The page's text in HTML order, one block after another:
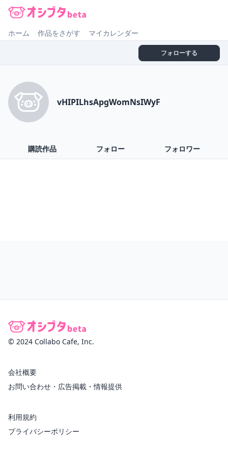
ホーム 作品をさがす マイカレンダー
フォローする
vHIPILhsApgWomNsIWyF
購読作品 フォロー フォロワー
© 2024 Collabo Cafe, Inc.
会社概要
お問い合わせ・広告掲載・情報提供
利用規約
プライバシーポリシー